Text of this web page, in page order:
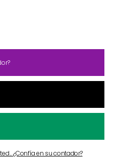
¿Confía en su contador?